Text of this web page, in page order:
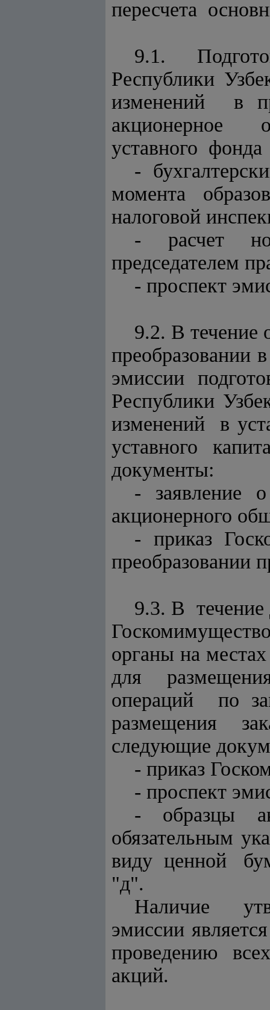
пересчета
9.1.
Республики
изменений в
акционерное
уставного
-
момента
налоговой
- расчет
председателем
- проспект
9.2. В течение
преобразовании
эмиссии
Республики
изменений в
уставного
документы:
- заявление
акционерного
- приказ
преобразовании
9.3. В течение
органы на
для
операций по
размещения
следующие
- приказ
- проспект
- образцы
обязательным
виду ценной
"д".
Наличие
эмиссии
проведению
акций.